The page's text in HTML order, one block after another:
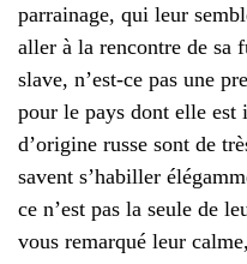
parrainage, qui leur
aller à la rencontre de sa
slave, n’est-ce pas une
pour le pays dont elle est
d’origine russe sont de
savent s’habiller
ce n’est pas la seule de
vous remarqué leur